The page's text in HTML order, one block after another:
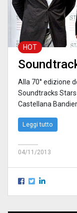
HOT
Alla 70° edizione
Soundtracks
Castellana
Leggi tutto
04/11/2013